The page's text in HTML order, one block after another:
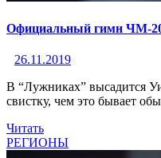
Официальный гимн ЧМ-
26.11.2019
В “Лужниках” высадится
свистку, чем это бывает
Читать
РЕГИОНЫ